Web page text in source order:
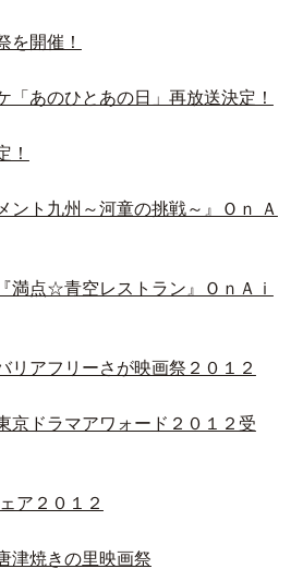
を開催！
あのひとあの日」再放送決定！
！
ント九州～河童の挑戦～』Ｏｎ Ａ
満点☆青空レストラン』ＯｎＡｉ
アフリーさが映画祭２０１２
京ドラマアワォード２０１２受
ア２０１２
津焼きの里映画祭